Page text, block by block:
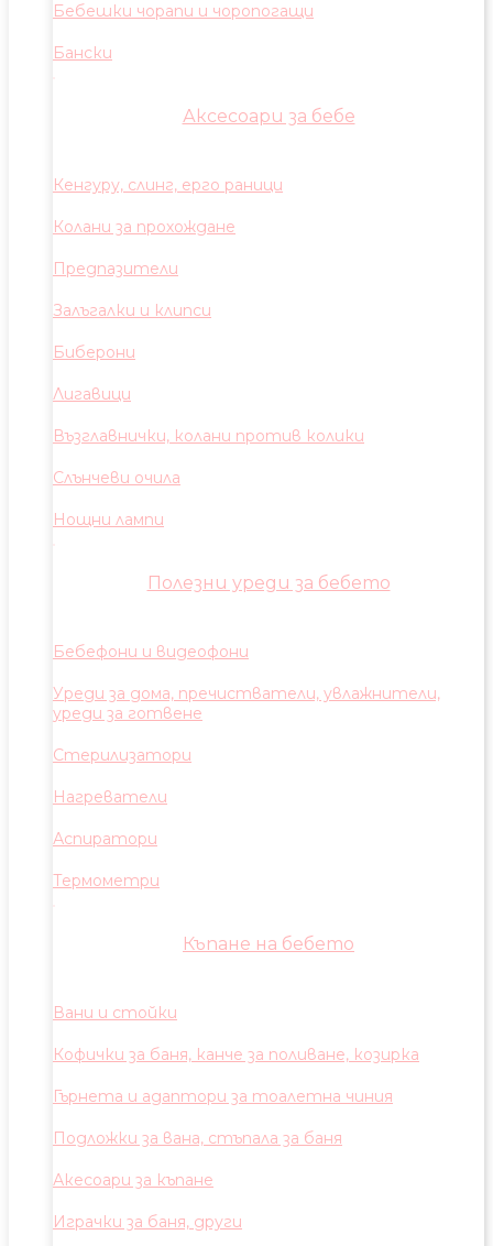
Бебешки чорапи и чоропогащи
Бански
Аксесоари за бебе
Кенгуру, слинг, ерго раници
Колани за прохождане
Предпазители
Залъгалки и клипси
Биберони
Лигавици
Възглавнички, колани против колики
Слънчеви очила
Нощни лампи
Полезни уреди за бебето
Бебефони и видеофони
Уреди за дома, пречистватели, увлажнители,
уреди за готвене
Стерилизатори
Нагреватели
Аспиратори
Термометри
Къпане на бебето
Вани и стойки
Кофички за баня, канче за поливане, козирка
Гърнета и адаптори за тоалетна чиния
Подложки за вана, стъпала за баня
Акесоари за къпане
Играчки за баня, други